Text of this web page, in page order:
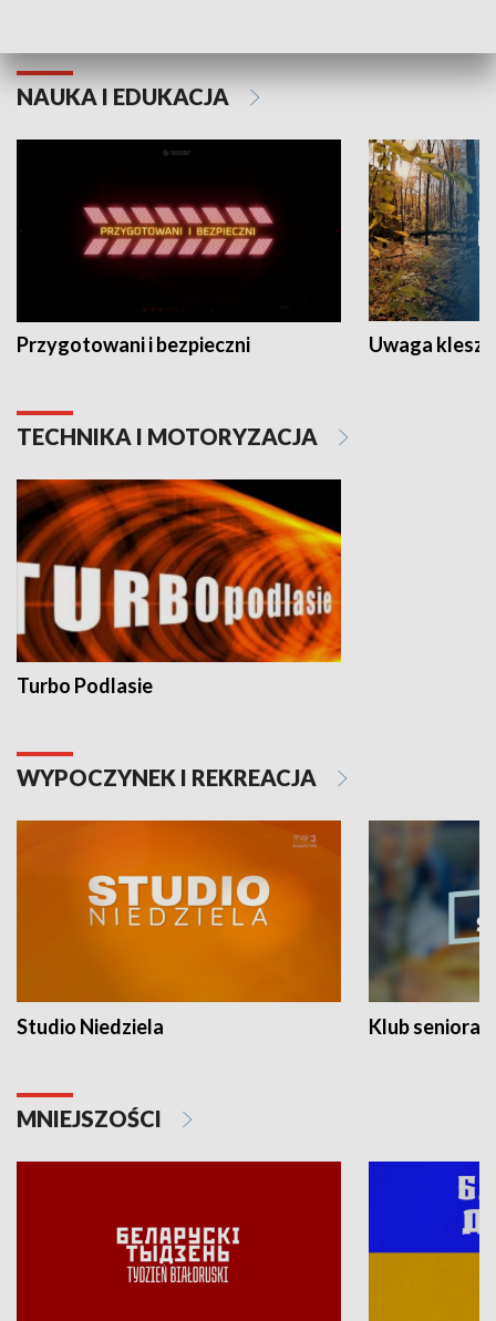
NAUKA I EDUKACJA
Przygotowani i bezpieczni Uwaga
TECHNIKA I MOTORYZACJA
Turbo Podlasie
WYPOCZYNEK I REKREACJA
Studio Niedziela Klub seniora
MNIEJSZOŚCI